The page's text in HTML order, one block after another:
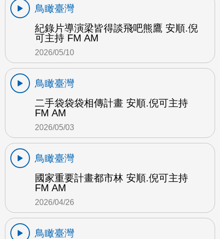
鳥瞰臺灣
紀錄片導演梁皆得談飛吧熊鷹 安順.倪
可主持 FM AM
2026/05/10
鳥瞰臺灣
二手袋袋袋相傳計畫 安順.倪可主持
FM AM
2026/05/03
鳥瞰臺灣
國家重要計畫都市林 安順.倪可主持
FM AM
2026/04/26
鳥瞰臺灣